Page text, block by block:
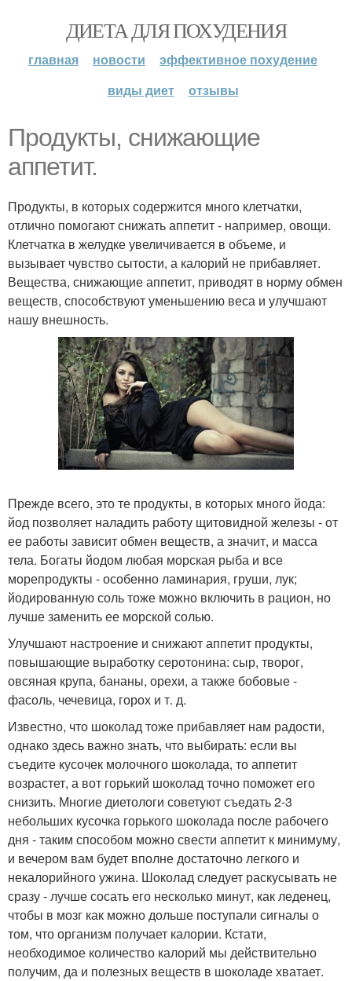
ДИЕТА ДЛЯ ПОХУДЕНИЯ
главная новости
эффективное похудение
виды диет
отзывы
Продукты, снижающие
аппетит.
Продукты, в которых содержится много клетчатки,
отлично помогают снижать аппетит - например, овощи.
Клетчатка в желудке увеличивается в объеме, и
вызывает чувство сытости, а калорий не прибавляет.
Вещества, снижающие аппетит, приводят в норму обмен
веществ, способствуют уменьшению веса и улучшают
нашу внешность.
Прежде всего, это те продукты, в которых много йода:
йод позволяет наладить работу щитовидной железы - от
ее работы зависит обмен веществ, а значит, и масса
тела. Богаты йодом любая морская рыба и все
морепродукты - особенно ламинария, груши, лук;
йодированную соль тоже можно включить в рацион, но
лучше заменить ее морской солью.
Улучшают настроение и снижают аппетит продукты,
повышающие выработку серотонина: сыр, творог,
овсяная крупа, бананы, орехи, а также бобовые -
фасоль, чечевица, горох и т. д.
Известно, что шоколад тоже прибавляет нам радости,
однако здесь важно знать, что выбирать: если вы
съедите кусочек молочного шоколада, то аппетит
возрастет, а вот горький шоколад точно поможет его
снизить. Многие диетологи советуют съедать 2-3
небольших кусочка горького шоколада после рабочего
дня - таким способом можно свести аппетит к минимуму,
и вечером вам будет вполне достаточно легкого и
некалорийного ужина. Шоколад следует раскусывать не
сразу - лучше сосать его несколько минут, как леденец,
чтобы в мозг как можно дольше поступали сигналы о
том, что организм получает калории. Кстати,
необходимое количество калорий мы действительно
получим, да и полезных веществ в шоколаде хватает.